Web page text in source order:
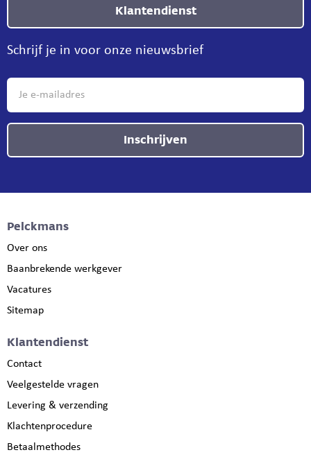
Klantendienst
Schrijf je in voor onze nieuwsbrief
Inschrijven
Pelckmans
Over ons
Baanbrekende werkgever
Vacatures
Sitemap
Klantendienst
Contact
Veelgestelde vragen
Levering & verzending
Klachtenprocedure
Betaalmethodes